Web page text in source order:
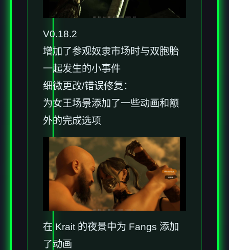
V0.18.2
增加了参观奴隶市场时与双胞胎
一起发生的小事件
细微更改/错误修复：
为女王场景添加了一些动画和额
外的完成选项
在 Krait 的夜景中为 Fangs 添加
了动画